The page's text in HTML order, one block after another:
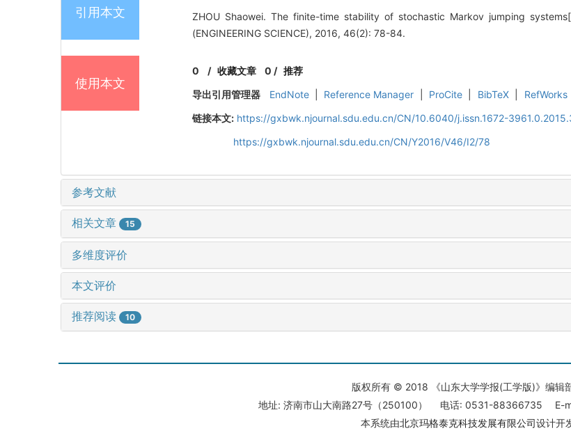
引用本文
ZHOU Shaowei. The finite-time stability of stochastic Markov jumping
(ENGINEERING SCIENCE), 2016, 46(2): 78-84.
使用本文
0 /收藏文章 0 / 推荐
导出引用管理器
EndNote Reference Manager ProCite BibTeX
RefWorks
链接本文: https://gxbwk.njournal.sdu.edu.cn/CN/10.6040/j.issn.1672-
https://gxbwk.njournal.sdu.edu.cn/CN/Y2016/V46/I2/78
参考文献
相关文章 15
多维度评价
本文评价
推荐阅读 10
版权所有 © 2018 《山东大学学报(工学版)》编辑
地址: 济南市山大南路27号（250100） 电话: 0531-88366735 E-
本系统由北京玛格泰克科技发展有限公司设计开